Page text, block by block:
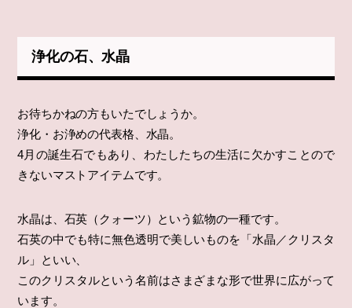
浄化の石、水晶
お待ちかねの方もいたでしょうか。
浄化・お浄めの代表格、水晶。
4月の誕生石でもあり、わたしたちの生活に欠かすことので
きないマストアイテムです。
水晶は、石英（クォーツ）という鉱物の一種です。
石英の中でも特に無色透明で美しいものを「水晶／クリスタ
ル」といい、
このクリスタルという名前はさまざまな形で世界に広がって
います。